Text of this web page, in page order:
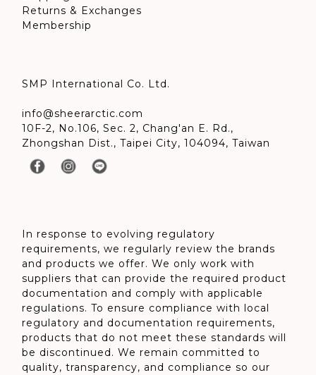
Returns & Exchanges
Membership
SMP International Co. Ltd.
info@sheerarctic.com
10F-2, No.106, Sec. 2, Chang'an E. Rd.,
Zhongshan Dist., Taipei City, 104094, Taiwan
In response to evolving regulatory
requirements, we regularly review the brands
and products we offer. We only work with
suppliers that can provide the required product
documentation and comply with applicable
regulations. To ensure compliance with local
regulatory and documentation requirements,
products that do not meet these standards will
be discontinued. We remain committed to
quality, transparency, and compliance so our